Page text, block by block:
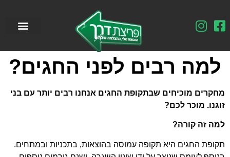
למה רבים לפני החגים?
מחקרים מוכיחים שבתקופת החגים אנחנו רבים יותר עם בני
זוגנו. מוכר לכם?
למה זה קורה?
תקופת החגים היא תקופה עמוסה בהוצאות, בתכניות ובמתחים.